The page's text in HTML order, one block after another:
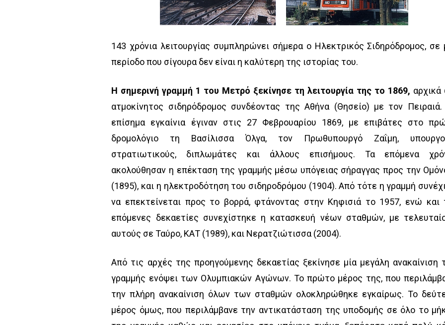
143 χρόνια λειτουργίας συμπληρώνει σήμερα ο Ηλεκτρικός Σιδηρόδρομος, σε
περίοδο που σίγουρα δεν είναι η καλύτερη της ιστορίας του.
H σημερινή γραμμή 1 του Μετρό ξεκίνησε τη λειτουργία της το 1869,
ατμοκίνητος σιδηρόδρομος συνδέοντας της Αθήνα (Θησείο) με τον
επίσημα εγκαίνια έγιναν στις 27 Φεβρουαρίου 1869, με επιβάτες στο
δρομολόγιο τη Βασίλισσα Όλγα, τον Πρωθυπουργό Ζαΐμη,
στρατιωτικούς, διπλωμάτες και άλλους επισήμους. Τα επόμενα
ακολούθησαν η επέκταση της γραμμής μέσω υπόγειας σήραγγας προς την
(1895), και η ηλεκτροδότηση του σιδηροδρόμου (1904). Από τότε η γραμμή
να επεκτείνεται προς το βορρά, φτάνοντας στην Κηφισιά το 1957, ενώ και
επόμενες δεκαετίες συνεχίστηκε η κατασκευή νέων σταθμών, με
αυτούς σε Ταύρο, ΚΑΤ (1989), και Νερατζιώτισσα (2004).
Από τις αρχές της προηγούμενης δεκαετίας ξεκίνησε μία μεγάλη ανακαίνιση
γραμμής ενόψει των Ολυμπιακών Αγώνων. Το πρώτο μέρος της, που
την πλήρη ανακαίνιση όλων των σταθμών ολοκληρώθηκε εγκαίρως. Το
μέρος όμως, που περιλάμβανε την αντικατάσταση της υποδομής σε όλο το